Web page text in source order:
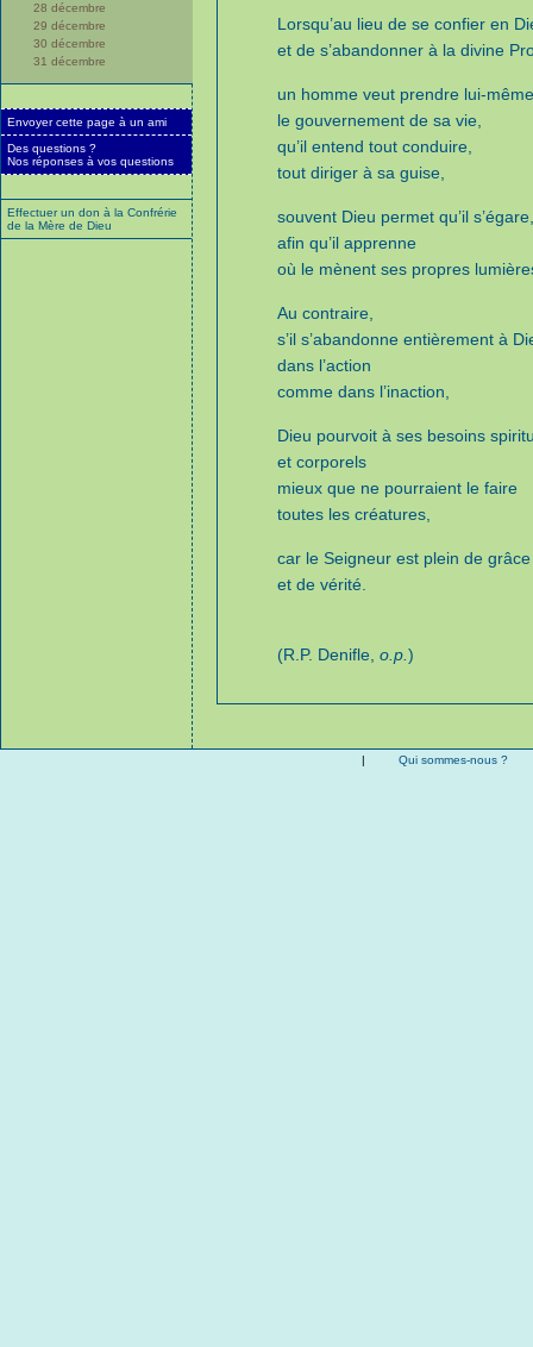
28 décembre
29 décembre
30 décembre
31 décembre
Envoyer cette page à un ami
Des questions ?
Nos réponses à vos questions
Effectuer un don à la Confrérie
de la Mère de Dieu
Lorsqu’au lieu de se confier en
et de s’abandonner à la divine
un homme veut prendre lui-même
le gouvernement de sa vie,
qu’il entend tout conduire,
tout diriger à sa guise,
souvent Dieu permet qu’il s’égare,
afin qu’il apprenne
où le mènent ses propres
Au contraire,
s’il s’abandonne entièrement à
dans l’action
comme dans l’inaction,
Dieu pourvoit à ses besoins
et corporels
mieux que ne pourraient le faire
toutes les créatures,
car le Seigneur est plein de grâce
et de vérité.
(R.P. Denifle, o.p. )
| Qui sommes-nous ?